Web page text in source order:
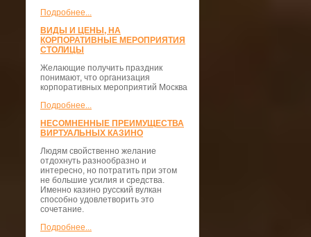
Подробнее...
ВИДЫ И ЦЕНЫ, НА
КОРПОРАТИВНЫЕ МЕРОПРИЯТИЯ
СТОЛИЦЫ
Желающие получить праздник
понимают, что организация
корпоративных мероприятий Москва
Подробнее...
НЕСОМНЕННЫЕ ПРЕИМУЩЕСТВА
ВИРТУАЛЬНЫХ КАЗИНО
Людям свойственно желание
отдохнуть разнообразно и
интересно, но потратить при этом
не большие усилия и средства.
Именно казино русский вулкан
способно удовлетворить это
сочетание.
Подробнее...